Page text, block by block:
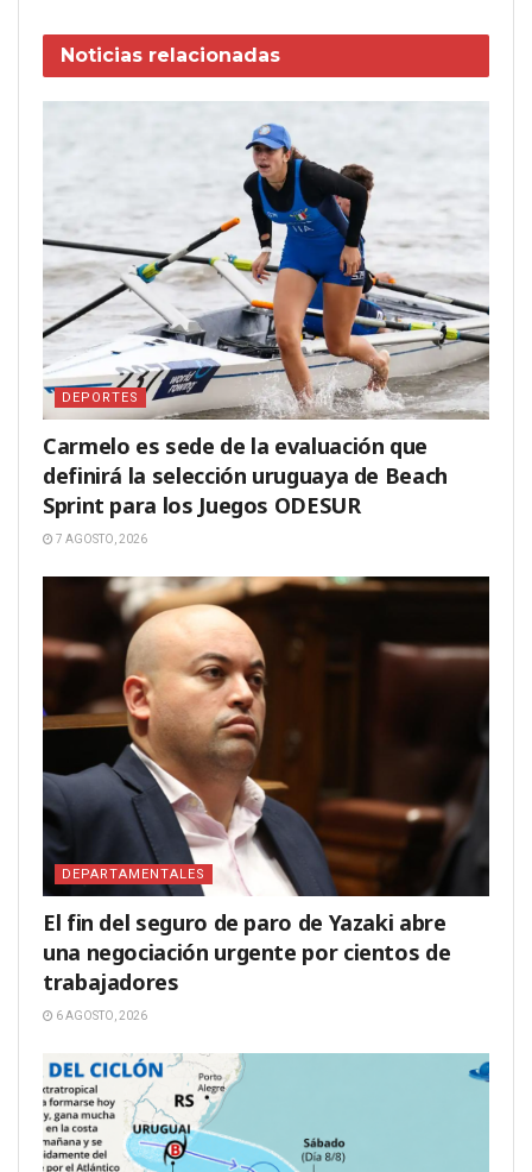
Noticias relacionadas
DEPORTES
Carmelo es sede de la evaluación que
definirá la selección uruguaya de Beach
Sprint para los Juegos ODESUR
7 AGOSTO, 2026
DEPARTAMENTALES
El fin del seguro de paro de Yazaki abre
una negociación urgente por cientos de
trabajadores
6 AGOSTO, 2026